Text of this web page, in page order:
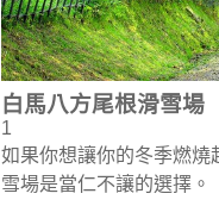
白馬八方尾根滑雪場
1
如果你想讓你的冬季燃燒
雪場是當仁不讓的選擇。